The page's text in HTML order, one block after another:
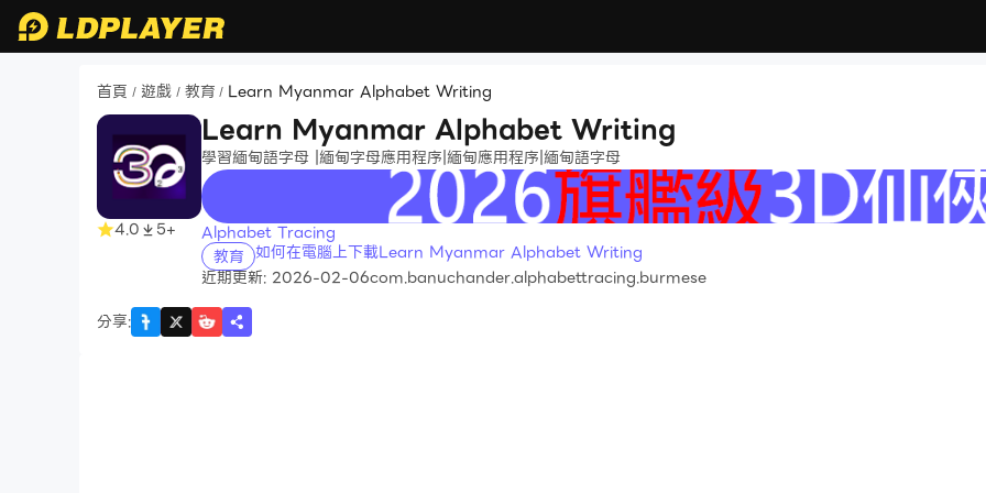
首頁 / 遊戲 / 教育 / Learn Myanmar Alphabet Writing
4.0 5+
Learn Myanmar Alphabet Writing
學習緬甸語字母 |緬甸字母應用程序|緬甸應用程序|緬甸語字母
recommend
Alphabet Tracing
教育 如何在電腦上下載Learn Myanmar Alphabet Writing
近期更新: 2026-02-06com.banuchander.alphabettracing.burmese
分享: